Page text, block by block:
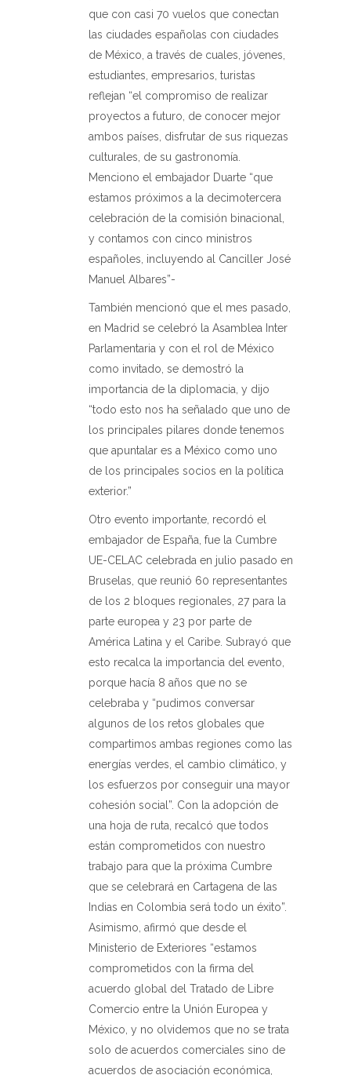
que con casi 70 vuelos que conectan
las ciudades españolas con ciudades
de México, a través de cuales, jóvenes,
estudiantes, empresarios, turistas
reflejan “el compromiso de realizar
proyectos a futuro, de conocer mejor
ambos países, disfrutar de sus riquezas
culturales, de su gastronomía.
Menciono el embajador Duarte “que
estamos próximos a la decimotercera
celebración de la comisión binacional,
y contamos con cinco ministros
españoles, incluyendo al Canciller José
Manuel Albares”-
También mencionó que el mes pasado,
en Madrid se celebró la Asamblea Inter
Parlamentaria y con el rol de México
como invitado, se demostró la
importancia de la diplomacia, y dijo
“todo esto nos ha señalado que uno de
los principales pilares donde tenemos
que apuntalar es a México como uno
de los principales socios en la política
exterior.”
Otro evento importante, recordó el
embajador de España, fue la Cumbre
UE-CELAC celebrada en julio pasado en
Bruselas, que reunió 60 representantes
de los 2 bloques regionales, 27 para la
parte europea y 23 por parte de
América Latina y el Caribe. Subrayó que
esto recalca la importancia del evento,
porque hacía 8 años que no se
celebraba y “pudimos conversar
algunos de los retos globales que
compartimos ambas regiones como las
energías verdes, el cambio climático, y
los esfuerzos por conseguir una mayor
cohesión social”. Con la adopción de
una hoja de ruta, recalcó que todos
están comprometidos con nuestro
trabajo para que la próxima Cumbre
que se celebrará en Cartagena de las
Indias en Colombia será todo un éxito”.
Asimismo, afirmó que desde el
Ministerio de Exteriores “estamos
comprometidos con la firma del
acuerdo global del Tratado de Libre
Comercio entre la Unión Europea y
México, y no olvidemos que no se trata
solo de acuerdos comerciales sino de
acuerdos de asociación económica,